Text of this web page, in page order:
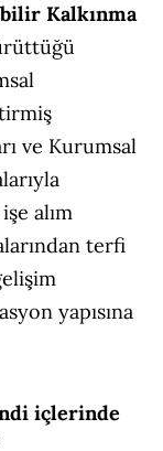
Kalkınma
ve Kurumsal
alım
terfi
yapısına
içlerinde